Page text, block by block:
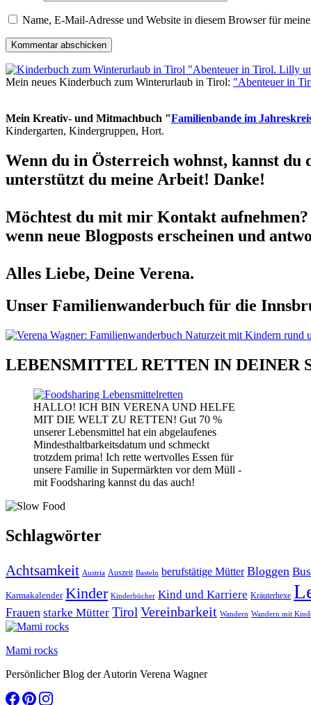
Name, E-Mail-Adresse und Website in diesem Browser für
Mein neues Kinderbuch zum Winterurlaub in Tirol: "Abenteuer in
Mein Kreativ- und Mitmachbuch "Familienbande im
Kindergarten, Kindergruppen, Hort.
Wenn du in Österreich wohnst, kannst
unterstützt du meine Arbeit! Danke!
Möchtest du mit mir Kontakt
wenn neue Blogposts erscheinen und
Alles Liebe, Deine Verena.
Unser Familienwanderbuch für die
LEBENSMITTEL RETTEN IN DEINER
HALLO! ICH BIN VERENA UND HELFE
MIT DIE WELT ZU RETTEN! Gut 70 %
unserer Lebensmittel hat ein abgelaufenes
Mindesthaltbarkeitsdatum und schmeckt
trotzdem prima! Ich rette wertvolles Essen für
unsere Familie in Supermärkten vor dem Müll -
mit Foodsharing kannst du das auch!
Schlagwörter
Achtsamkeit Austria Auszeit Basteln berufstätige Mütter Bloggen
Karmakalender Kinder Kinderbücher Kind und Karriere Kräuterhexe
Frauen starke Mütter Tirol Vereinbarkeit Wandern Wandern mit
Mami rocks
Persönlicher Blog der Autorin Verena Wagner